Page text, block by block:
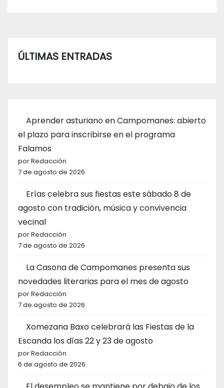
ÚLTIMAS ENTRADAS
Aprender asturiano en Campomanes: abierto
el plazo para inscribirse en el programa
Falamos
por Redacción
7 de agosto de 2026
Erías celebra sus fiestas este sábado 8 de
agosto con tradición, música y convivencia
vecinal
por Redacción
7 de agosto de 2026
La Casona de Campomanes presenta sus
novedades literarias para el mes de agosto
por Redacción
7 de agosto de 2026
Xomezana Baxo celebrará las Fiestas de la
Escanda los días 22 y 23 de agosto
por Redacción
6 de agosto de 2026